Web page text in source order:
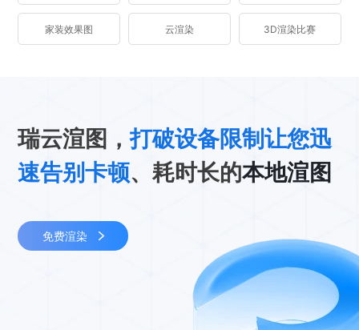
家装效果图 云渲染 3D渲染比赛
瑞云渲图，打破设备限制让您迅
速告别卡顿、耗时长的本地渲图
免费渲染